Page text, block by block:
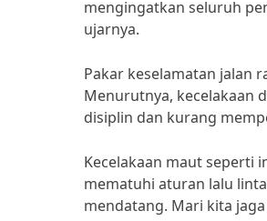
mengingatkan seluruh
ujarnya.
Pakar keselamatan jalan
Menurutnya, kecelakaan
disiplin dan kurang
Kecelakaan maut seperti
mematuhi aturan lalu
mendatang. Mari kita